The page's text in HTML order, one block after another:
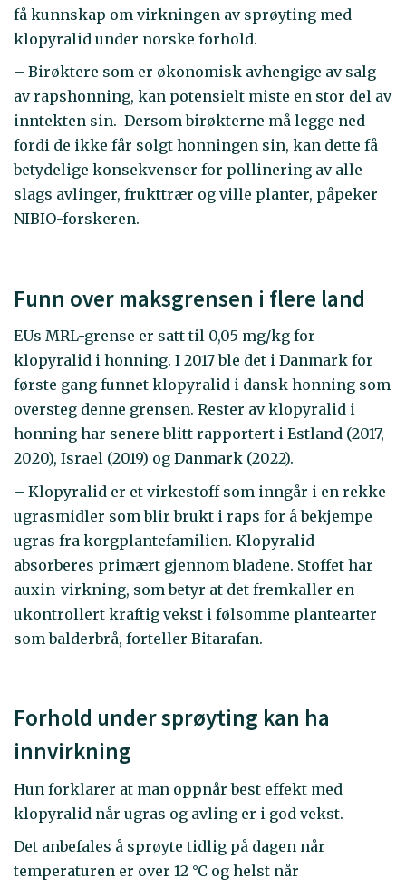
få kunnskap om virkningen av sprøyting med
klopyralid under norske forhold.
– Birøktere som er økonomisk avhengige av salg
av rapshonning, kan potensielt miste en stor del av
inntekten sin. Dersom birøkterne må legge ned
fordi de ikke får solgt honningen sin, kan dette få
betydelige konsekvenser for pollinering av alle
slags avlinger, frukttrær og ville planter, påpeker
NIBIO-forskeren.
Funn over maksgrensen i flere land
EUs MRL-grense er satt til 0,05 mg/kg for
klopyralid i honning. I 2017 ble det i Danmark for
første gang funnet klopyralid i dansk honning som
oversteg denne grensen. Rester av klopyralid i
honning har senere blitt rapportert i Estland (2017,
2020), Israel (2019) og Danmark (2022).
– Klopyralid er et virkestoff som inngår i en rekke
ugrasmidler som blir brukt i raps for å bekjempe
ugras fra korgplantefamilien. Klopyralid
absorberes primært gjennom bladene. Stoffet har
auxin-virkning, som betyr at det fremkaller en
ukontrollert kraftig vekst i følsomme plantearter
som balderbrå, forteller Bitarafan.
Forhold under sprøyting kan ha
innvirkning
Hun forklarer at man oppnår best effekt med
klopyralid når ugras og avling er i god vekst.
Det anbefales å sprøyte tidlig på dagen når
temperaturen er over 12 °C og helst når